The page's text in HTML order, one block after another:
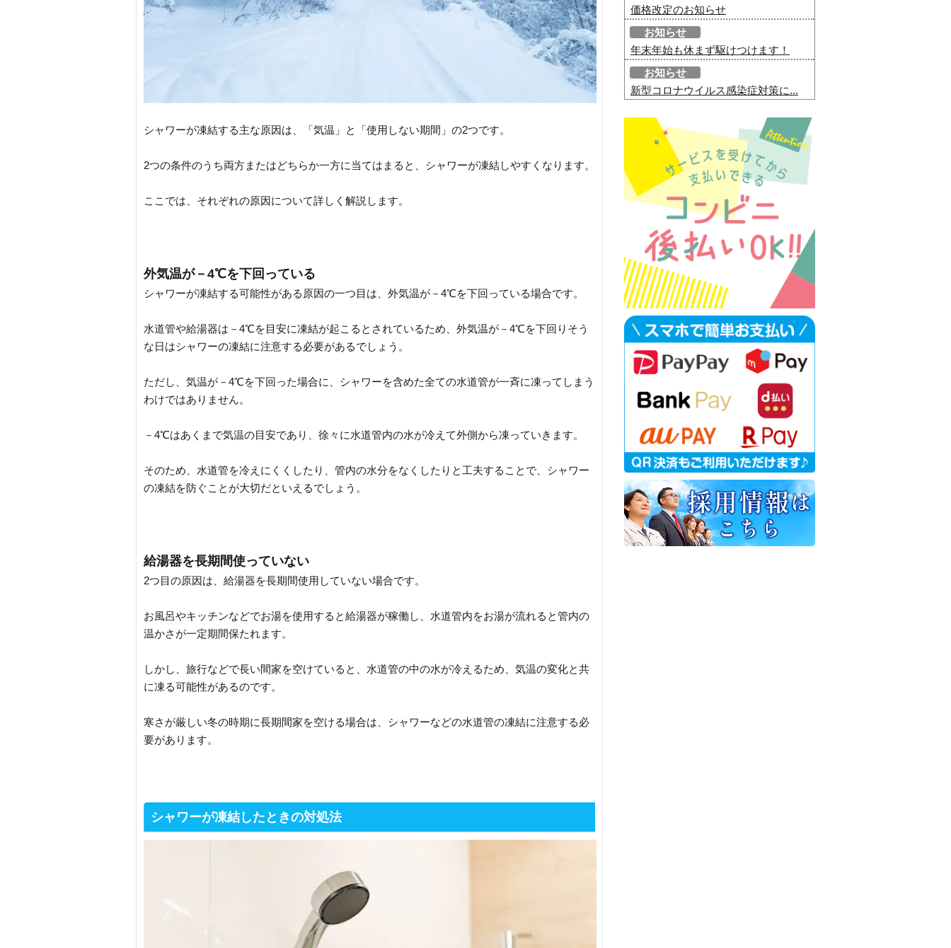
シャワーが凍結する主な原因は、「気温」と「使用しない期間」の2つです。
2つの条件のうち両方またはどちらか一方に当てはまると、シャワーが凍結しやすくなります。
ここでは、それぞれの原因について詳しく解説します。
外気温が－4℃を下回っている
シャワーが凍結する可能性がある原因の一つ目は、外気温が－4℃を下回っている場合です。
水道管や給湯器は－4℃を目安に凍結が起こるとされているため、外気温が－4℃を下回りそう
な日はシャワーの凍結に注意する必要があるでしょう。
ただし、気温が－4℃を下回った場合に、シャワーを含めた全ての水道管が一斉に凍ってしまう
わけではありません。
－4℃はあくまで気温の目安であり、徐々に水道管内の水が冷えて外側から凍っていきます。
そのため、水道管を冷えにくくしたり、管内の水分をなくしたりと工夫することで、シャワー
の凍結を防ぐことが大切だといえるでしょう。
給湯器を長期間使っていない
2つ目の原因は、給湯器を長期間使用していない場合です。
お風呂やキッチンなどでお湯を使用すると給湯器が稼働し、水道管内をお湯が流れると管内の
温かさが一定期間保たれます。
しかし、旅行などで長い間家を空けていると、水道管の中の水が冷えるため、気温の変化と共
に凍る可能性があるのです。
寒さが厳しい冬の時期に長期間家を空ける場合は、シャワーなどの水道管の凍結に注意する必
要があります。
シャワーが凍結したときの対処法
価格改定のお知らせ
お知らせ
年末年始も休まず駆けつけます！
お知らせ
新型コロナウイルス感染症対策に...